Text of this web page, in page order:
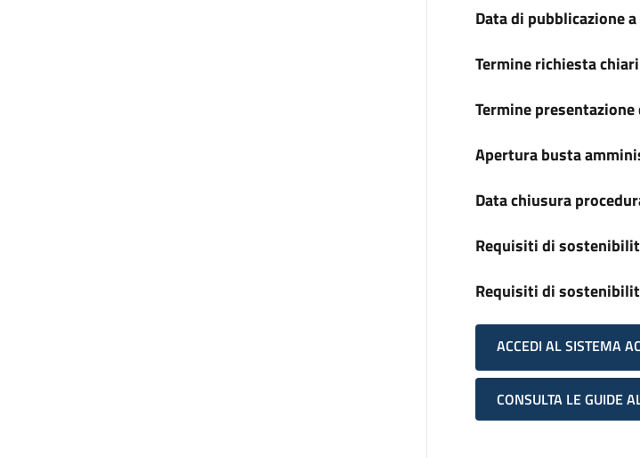
Data di pubblicazione
Termine richiesta
Termine
Apertura busta
Data chiusura
Requisiti di
Requisiti di
ACCEDI AL SISTEMA
CONSULTA LE GUIDE